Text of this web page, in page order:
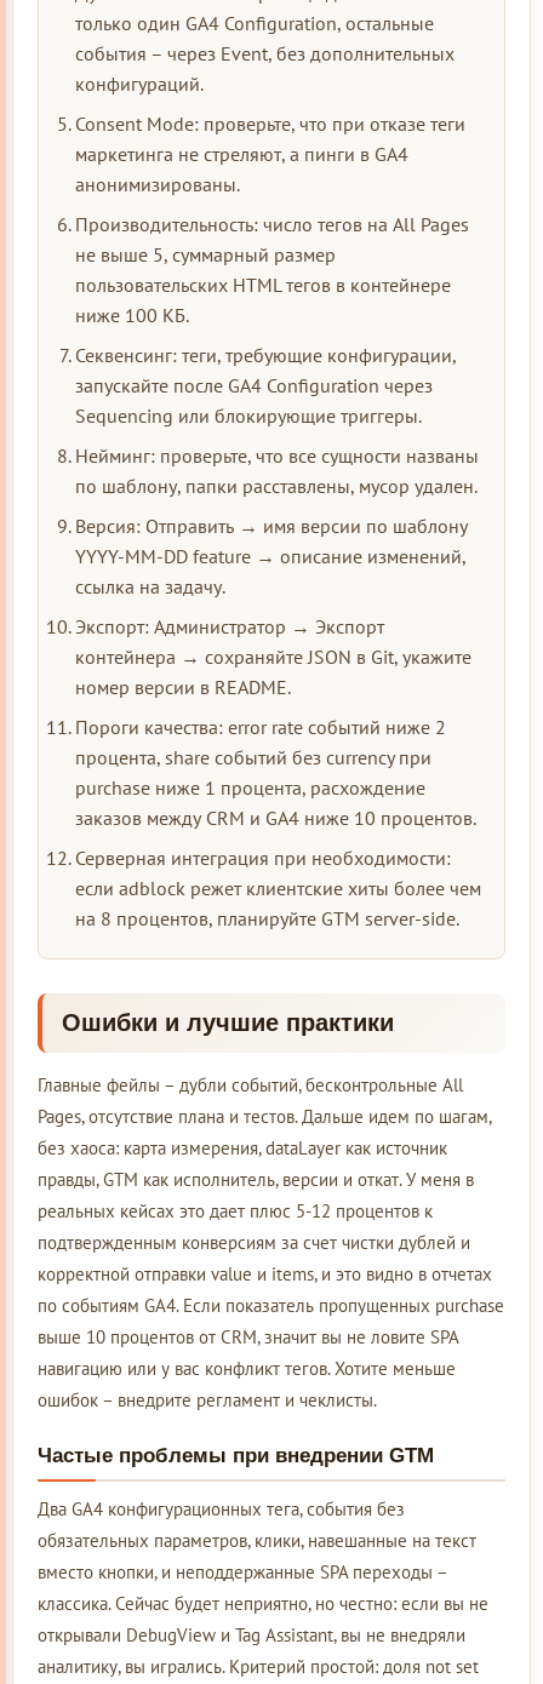
только один GA4 Configuration, остальные
события – через Event, без дополнительных
конфигураций.
Consent Mode: проверьте, что при отказе теги
маркетинга не стреляют, а пинги в GA4
анонимизированы.
Производительность: число тегов на All Pages
не выше 5, суммарный размер
пользовательских HTML тегов в контейнере
ниже 100 КБ.
Секвенсинг: теги, требующие конфигурации,
запускайте после GA4 Configuration через
Sequencing или блокирующие триггеры.
Нейминг: проверьте, что все сущности названы
по шаблону, папки расставлены, мусор удален.
Версия: Отправить → имя версии по шаблону
YYYY-MM-DD feature → описание изменений,
ссылка на задачу.
Экспорт: Администратор → Экспорт
контейнера → сохраняйте JSON в Git, укажите
номер версии в README.
Пороги качества: error rate событий ниже 2
процента, share событий без currency при
purchase ниже 1 процента, расхождение
заказов между CRM и GA4 ниже 10 процентов.
Серверная интеграция при необходимости:
если adblock режет клиентские хиты более чем
на 8 процентов, планируйте GTM server-side.
Ошибки и лучшие практики
Главные фейлы – дубли событий, бесконтрольные All
Pages, отсутствие плана и тестов. Дальше идем по шагам,
без хаоса: карта измерения, dataLayer как источник
правды, GTM как исполнитель, версии и откат. У меня в
реальных кейсах это дает плюс 5-12 процентов к
подтвержденным конверсиям за счет чистки дублей и
корректной отправки value и items, и это видно в отчетах
по событиям GA4. Если показатель пропущенных purchase
выше 10 процентов от CRM, значит вы не ловите SPA
навигацию или у вас конфликт тегов. Хотите меньше
ошибок – внедрите регламент и чеклисты.
Частые проблемы при внедрении GTM
Два GA4 конфигурационных тега, события без
обязательных параметров, клики, навешанные на текст
вместо кнопки, и неподдержанные SPA переходы –
классика. Сейчас будет неприятно, но честно: если вы не
открывали DebugView и Tag Assistant, вы не внедряли
аналитику, вы игрались. Критерий простой: доля not set